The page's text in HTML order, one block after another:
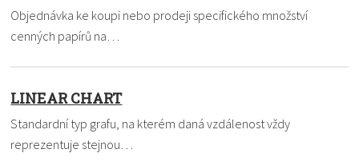
Objednávka ke koupi nebo prodeji specifického množství
cenných papírů na…
LINEAR CHART
Standardní typ grafu, na kterém daná vzdálenost vždy
reprezentuje stejnou…